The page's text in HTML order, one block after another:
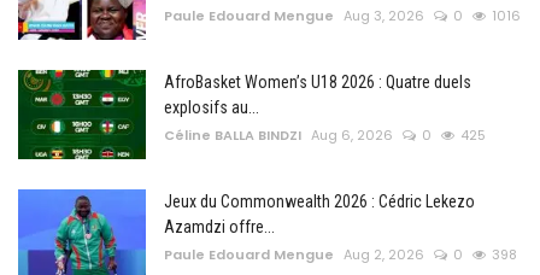
Paule Edouard Mengue Aug 3, 2026 0 1016
AfroBasket Women’s U18 2026 : Quatre duels
explosifs au...
Céline BALLA BINDZI Aug 6, 2026 0 425
Jeux du Commonwealth 2026 : Cédric Lekezo
Azamdzi offre...
Paule Edouard Mengue Aug 2, 2026 0 398